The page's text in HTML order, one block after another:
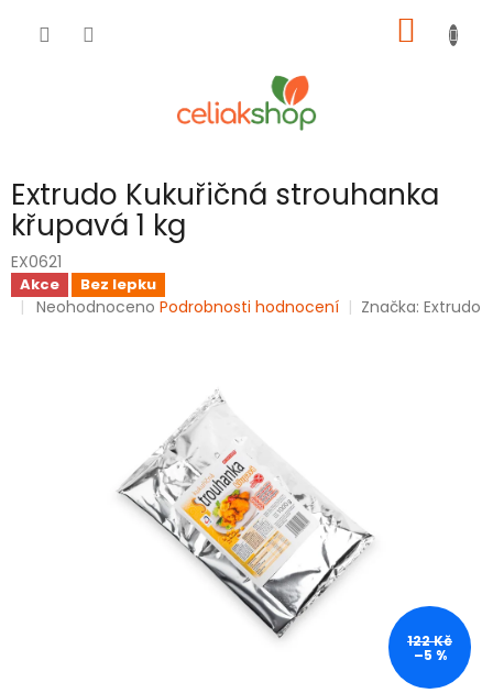
KOŠÍK
Extrudo Kukuřičná strouhanka
křupavá 1 kg
EX0621
Akce Bez lepku
Průměrné
Neohodnoceno Podrobnosti hodnocení Značka: Extrudo
122 Kč
–5 %